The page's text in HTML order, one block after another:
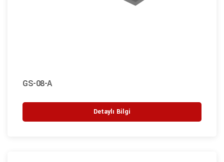
GS-08-A
Detaylı Bilgi